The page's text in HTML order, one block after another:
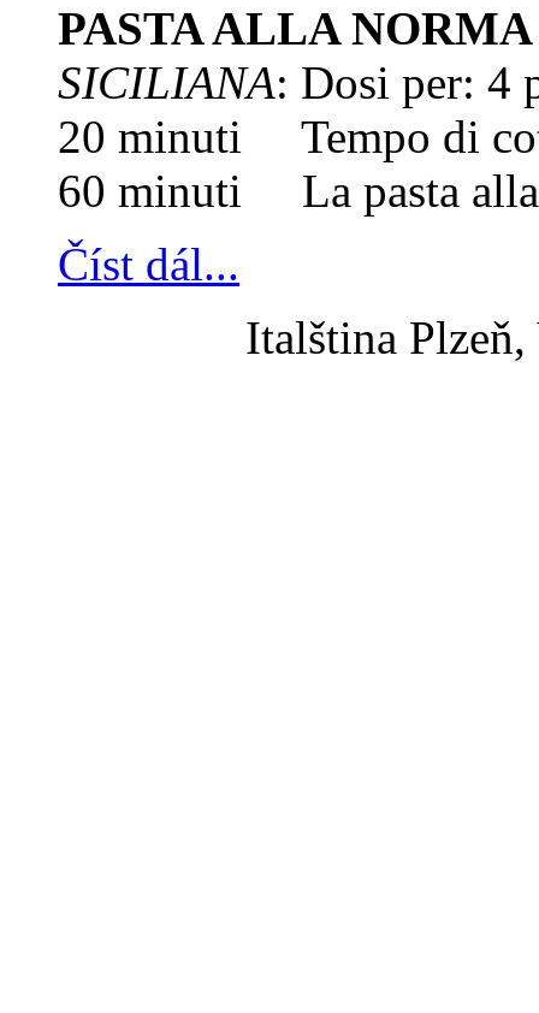
PASTA ALLA NORMA
SICILIANA: Dosi per: 4
20 minuti Tempo di
60 minuti La pasta
Číst dál...
Italština